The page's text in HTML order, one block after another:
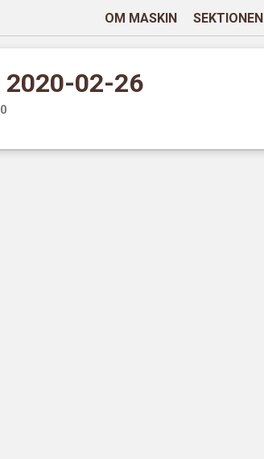
OM MASKIN SEKTIONEN
2020-02-26